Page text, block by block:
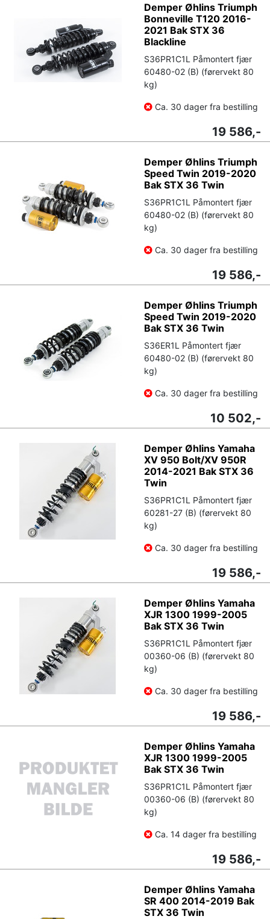
Demper Øhlins Triumph
Bonneville T120 2016-
2021 Bak STX 36
Blackline
S36PR1C1L Påmontert fjær
60480-02 (B) (førervekt 80
kg)
Ca. 30 dager fra bestilling
19 586,-
Demper Øhlins Triumph
Speed Twin 2019-2020
Bak STX 36 Twin
S36PR1C1L Påmontert fjær
60480-02 (B) (førervekt 80
kg)
Ca. 30 dager fra bestilling
19 586,-
Demper Øhlins Triumph
Speed Twin 2019-2020
Bak STX 36 Twin
S36ER1L Påmontert fjær
60480-02 (B) (førervekt 80
kg)
Ca. 30 dager fra bestilling
10 502,-
Demper Øhlins Yamaha
XV 950 Bolt/XV 950R
2014-2021 Bak STX 36
Twin
S36PR1C1L Påmontert fjær
60281-27 (B) (førervekt 80
kg)
Ca. 30 dager fra bestilling
19 586,-
Demper Øhlins Yamaha
XJR 1300 1999-2005
Bak STX 36 Twin
S36PR1C1L Påmontert fjær
00360-06 (B) (førervekt 80
kg)
Ca. 30 dager fra bestilling
19 586,-
Demper Øhlins Yamaha
XJR 1300 1999-2005
Bak STX 36 Twin
S36PR1C1L Påmontert fjær
00360-06 (B) (førervekt 80
kg)
Ca. 14 dager fra bestilling
19 586,-
Demper Øhlins Yamaha
SR 400 2014-2019 Bak
STX 36 Twin